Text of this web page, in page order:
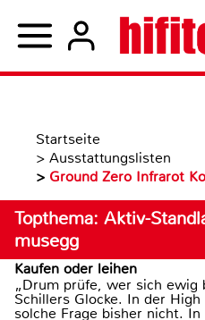
Startseite
> Ausstattungslisten
> Ground Zero Infrarot
Topthema: Aktiv-
musegg
Kaufen oder leihen
„Drum prüfe, wer sich ewig
Schillers Glocke. In der
solche Frage bisher nicht.